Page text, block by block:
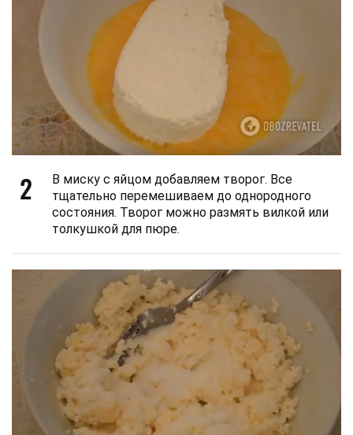
2
В миску с яйцом добавляем творог. Все
тщательно перемешиваем до однородного
состояния. Творог можно размять вилкой или
толкушкой для пюре.